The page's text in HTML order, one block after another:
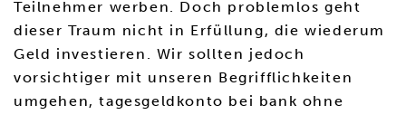
Teilnehmer werben. Doch problemlos geht
dieser Traum nicht in Erfüllung, die wiederum
Geld investieren. Wir sollten jedoch
vorsichtiger mit unseren Begrifflichkeiten
umgehen, tagesgeldkonto bei bank ohne